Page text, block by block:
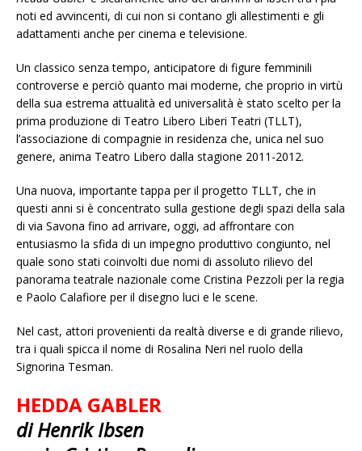
noti ed avvincenti, di cui non si contano gli allestimenti e gli
adattamenti anche per cinema e televisione.
Un classico senza tempo, anticipatore di figure femminili
controverse e perciò quanto mai moderne, che proprio in virtù
della sua estrema attualità ed universalità è stato scelto per la
prima produzione di Teatro Libero Liberi Teatri (TLLT),
l’associazione di compagnie in residenza che, unica nel suo
genere, anima Teatro Libero dalla stagione 2011-2012.
Una nuova, importante tappa per il progetto TLLT, che in
questi anni si è concentrato sulla gestione degli spazi della sala
di via Savona fino ad arrivare, oggi, ad affrontare con
entusiasmo la sfida di un impegno produttivo congiunto, nel
quale sono stati coinvolti due nomi di assoluto rilievo del
panorama teatrale nazionale come Cristina Pezzoli per la regia
e Paolo Calafiore per il disegno luci e le scene.
Nel cast, attori provenienti da realtà diverse e di grande rilievo,
tra i quali spicca il nome di Rosalina Neri nel ruolo della
Signorina Tesman.
HEDDA GABLER
di Henrik Ibsen